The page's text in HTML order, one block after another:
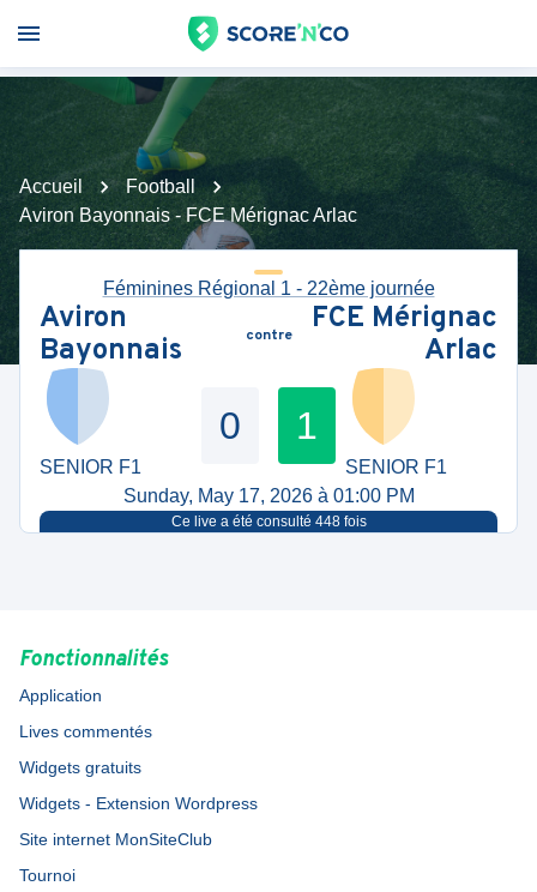
Accueil
Football
Aviron Bayonnais - FCE Mérignac Arlac
Féminines Régional 1 - 22ème journée
Aviron
Bayonnais
contre
FCE Mérignac
Arlac
SENIOR F1
0 1
SENIOR F1
Sunday, May 17, 2026 à 01:00 PM
Ce live a été consulté 448fois
Fonctionnalités
Application
Lives commentés
Widgets gratuits
Widgets - Extension Wordpress
Site internet MonSiteClub
Tournoi